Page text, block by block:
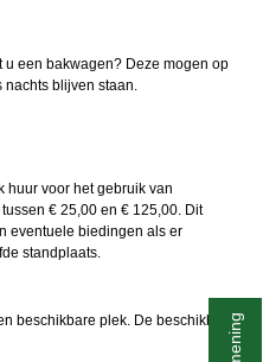
u een bakwagen? Deze mogen op
nachts blijven staan.
huur voor het gebruik van
€ 25,00 en € 125,00. Dit
eventuele biedingen als er
standplaats.
beschikbare plek. De beschikbare